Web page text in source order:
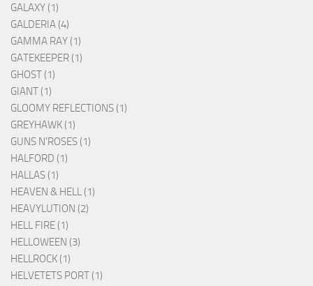
GALAXY (1)
GALDERIA (4)
GAMMA RAY (1)
GATEKEEPER (1)
GHOST (1)
GIANT (1)
GLOOMY REFLECTIONS (1)
GREYHAWK (1)
GUNS N'ROSES (1)
HALFORD (1)
HALLAS (1)
HEAVEN & HELL (1)
HEAVYLUTION (2)
HELL FIRE (1)
HELLOWEEN (3)
HELLROCK (1)
HELVETETS PORT (1)